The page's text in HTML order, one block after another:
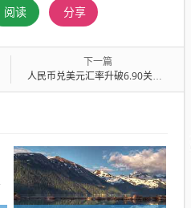
阅读 分享
下一篇
人民币兑美元汇率升破6.90关口，创33个月以来新高，较去年低点涨超7%